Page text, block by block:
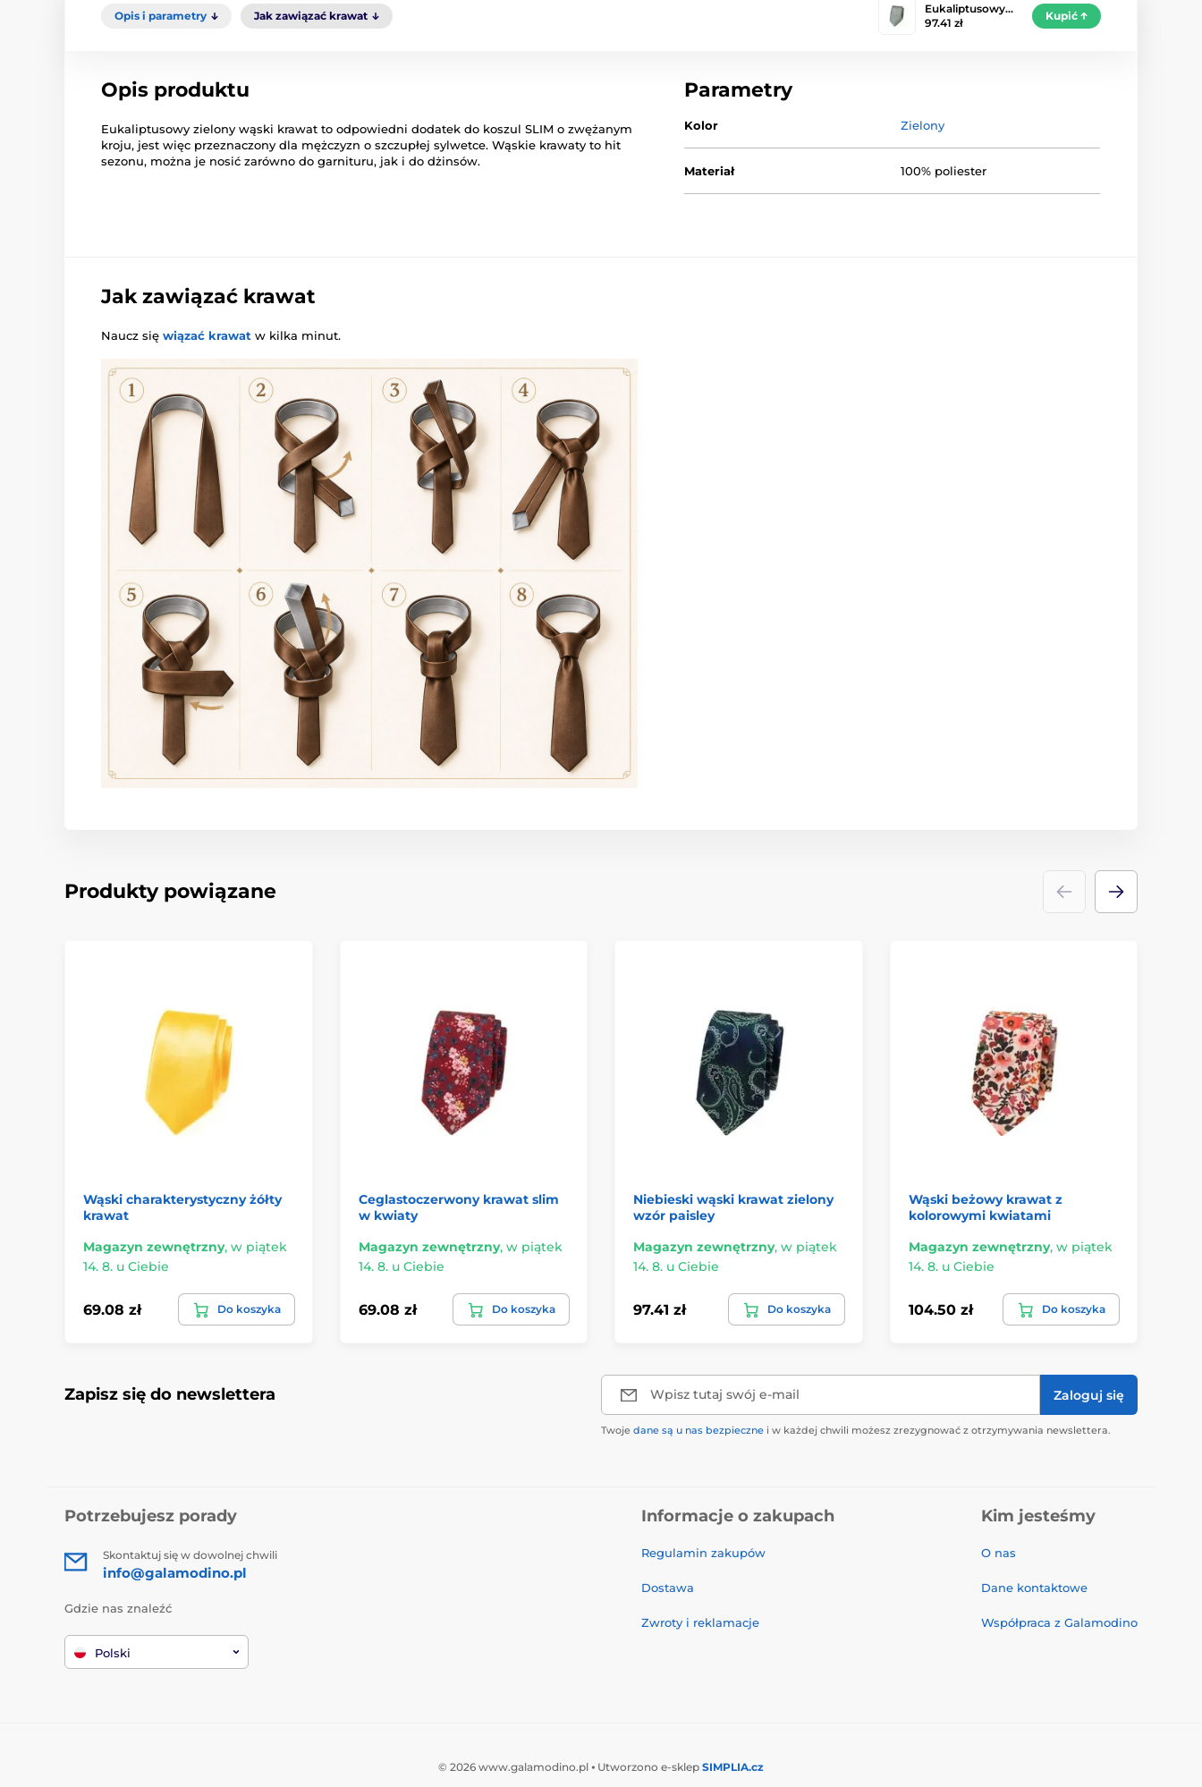
Opis i parametry Jak zawiązać krawat
Eukaliptusowy…
97.41 zł
Kupić
Opis produktu
Eukaliptusowy zielony wąski krawat to odpowiedni dodatek do koszul SLIM o zwężanym
kroju, jest więc przeznaczony dla mężczyzn o szczupłej sylwetce. Wąskie krawaty to hit
sezonu, można je nosić zarówno do garnituru, jak i do dżinsów.
Parametry
Kolor Zielony
Materiał 100% poliester
Jak zawiązać krawat
Naucz się wiązać krawat w kilka minut.
Produkty powiązane
Wąski charakterystyczny żółty
krawat
Magazyn zewnętrzny, w piątek
14. 8. u Ciebie
69.08 zł Do koszyka
Ceglastoczerwony krawat slim
w kwiaty
Magazyn zewnętrzny, w piątek
14. 8. u Ciebie
69.08 zł Do koszyka
Niebieski wąski krawat zielony
wzór paisley
Magazyn zewnętrzny, w piątek
14. 8. u Ciebie
97.41 zł Do koszyka
Wąski beżowy krawat z
kolorowymi kwiatami
Magazyn zewnętrzny, w piątek
14. 8. u Ciebie
104.50 zł Do koszyka
Zapisz się do newslettera Wpisz tutaj swój e-mail Zaloguj się
Twoje dane są u nas bezpieczne i w każdej chwili możesz zrezygnować z otrzymywania newslettera.
Potrzebujesz porady
Skontaktuj się w dowolnej chwili
info@galamodino.pl
Gdzie nas znaleźć
Polski
Informacje o zakupach
Regulamin zakupów
Dostawa
Zwroty i reklamacje
Kim jesteśmy
O nas
Dane kontaktowe
Współpraca z Galamodino
© 2026 www.galamodino.pl ⦁ Utworzono e-sklep SIMPLIA.cz